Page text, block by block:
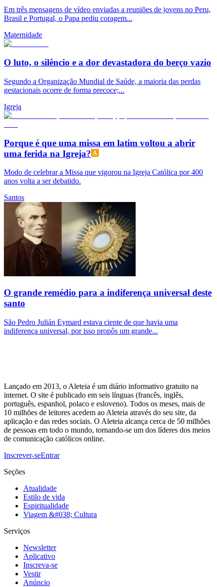
Em três mensagens de vídeo enviadas a reuniões de jovens no Peru,
Brasil e Portugal, o Papa pediu coragem...
Maternidade
O luto, o silêncio e a dor devastadora do berço vazio
Segundo a Organização Mundial de Saúde, a maioria das perdas
gestacionais ocorre de forma precoce;...
Igreja
Porque é que uma missa em latim voltou a abrir
uma ferida na Igreja?
Modo de celebrar a Missa que vigorou na Igreja Católica por 400
anos volta a ser debatido.
Santos
O grande remédio para a indiferença universal deste
santo
São Pedro Julián Eymard estava ciente de que havia uma
indiferença universal, por isso propôs um grande...
Lançado em 2013, o Aleteia é um diário informativo gratuito na
internet. O site é publicado em seis línguas (francês, inglês,
português, espanhol, polaco e esloveno). Todos os meses, mais de
10 milhões de leitores acedem ao Aleteia através do seu site, da
aplicação e das redes sociais. O Aleteia alcança cerca de 50 milhões
de pessoas em todo o mundo, tornando-se um dos líderes dos meios
de comunicação católicos online.
Inscrever-seEntrar
Seções
Atualidade
Estilo de vida
Espiritualidade
Viagem &#038; Cultura
Serviços
Newsletter
Aplicativo
Inscreva-se
Vestir
Anúncio